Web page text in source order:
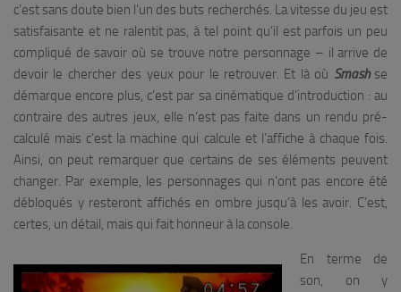
c’est sans doute bien l’un des buts recherchés. La vitesse du jeu est
satisfaisante et ne ralentit pas, à tel point qu’il est parfois un peu
compliqué de savoir où se trouve notre personnage – il arrive de
devoir le chercher des yeux pour le retrouver. Et là où Smashse
démarque encore plus, c’est par sa cinématique d’introduction : au
contraire des autres jeux, elle n’est pas faite dans un rendu pré-
calculé mais c’est la machine qui calcule et l’affiche à chaque fois.
Ainsi, on peut remarquer que certains de ses éléments peuvent
changer. Par exemple, les personnages qui n’ont pas encore été
débloqués y resteront affichés en ombre jusqu’à les avoir. C’est,
certes, un détail, mais qui fait honneur à la console.
En terme de
son, on y